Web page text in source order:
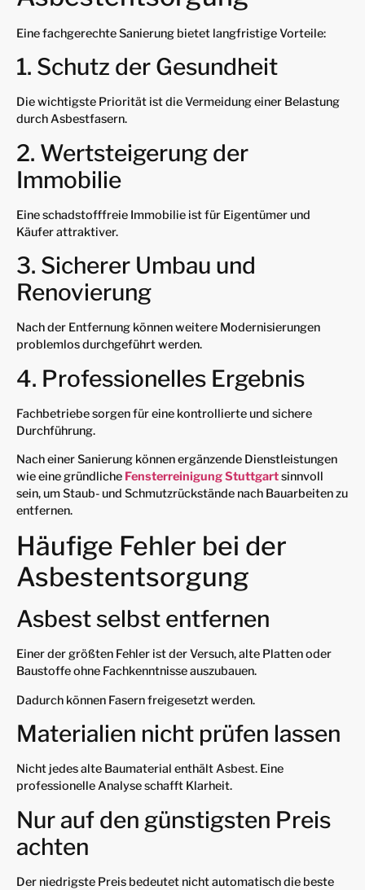
Eine fachgerechte Sanierung bietet langfristige Vorteile:
1. Schutz der Gesundheit
Die wichtigste Priorität ist die Vermeidung einer Belastung
durch Asbestfasern.
2. Wertsteigerung der
Immobilie
Eine schadstofffreie Immobilie ist für Eigentümer und
Käufer attraktiver.
3. Sicherer Umbau und
Renovierung
Nach der Entfernung können weitere Modernisierungen
problemlos durchgeführt werden.
4. Professionelles Ergebnis
Fachbetriebe sorgen für eine kontrollierte und sichere
Durchführung.
Nach einer Sanierung können ergänzende Dienstleistungen
wie eine gründliche Fensterreinigung Stuttgartsinnvoll
sein, um Staub- und Schmutzrückstände nach Bauarbeiten zu
entfernen.
Häufige Fehler bei der
Asbestentsorgung
Asbest selbst entfernen
Einer der größten Fehler ist der Versuch, alte Platten oder
Baustoffe ohne Fachkenntnisse auszubauen.
Dadurch können Fasern freigesetzt werden.
Materialien nicht prüfen lassen
Nicht jedes alte Baumaterial enthält Asbest. Eine
professionelle Analyse schafft Klarheit.
Nur auf den günstigsten Preis
achten
Der niedrigste Preis bedeutet nicht automatisch die beste